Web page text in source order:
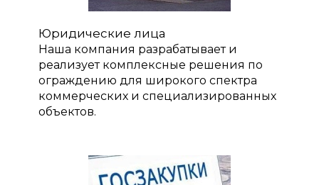
Юридические лица
Наша компания разрабатывает и
реализует комплексные решения по
ограждению для широкого спектра
коммерческих и специализированных
объектов.